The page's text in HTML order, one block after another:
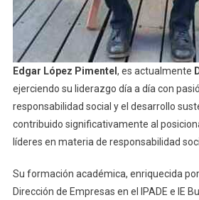
Edgar López Pimentel , es actualmente
ejerciendo su liderazgo día a día con
responsabilidad social y el desarrollo
contribuido significativamente al
líderes en materia de responsabilidad
Su formación académica, enriquecida
Dirección de Empresas en el IPADE e IE